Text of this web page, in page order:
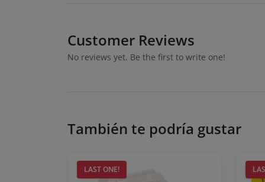
Customer Reviews
No reviews yet. Be the first to write one!
También te podría gustar
LAST ONE!